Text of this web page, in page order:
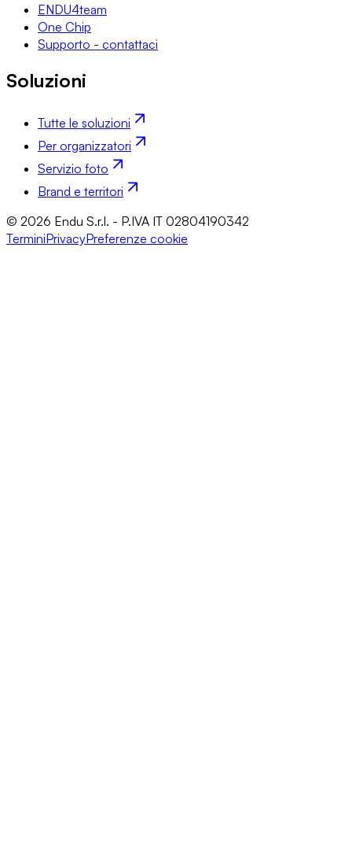
ENDU4team
One Chip
Supporto - contattaci
Soluzioni
Tutte le soluzioni
Per organizzatori
Servizio foto
Brand e territori
© 2026 Endu S.r.l. - P.IVA IT 02804190342
TerminiPrivacyPreferenze cookie